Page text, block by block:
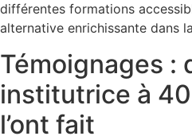
différentes formations
alternative enrichissante dans
Témoignages :
institutrice à
l’ont fait